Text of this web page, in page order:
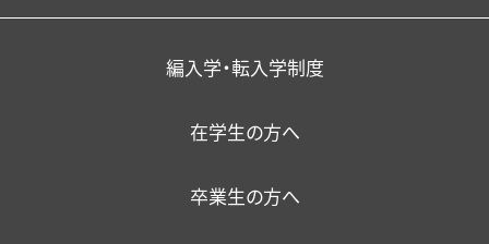
教育の特色
情報環境
学生サポート（福利厚生）
暮らし・相談・アルバイト
外国人留学生
在籍者出身校一覧
学校法人関東学園
YouTube公式チャンネル
職員採用
編入学・転入学制度
在学生の方へ
卒業生の方へ